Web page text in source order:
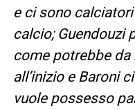
e ci sono
calcio; Guendouzi
come potrebbe
all’inizio e Baroni
vuole possesso